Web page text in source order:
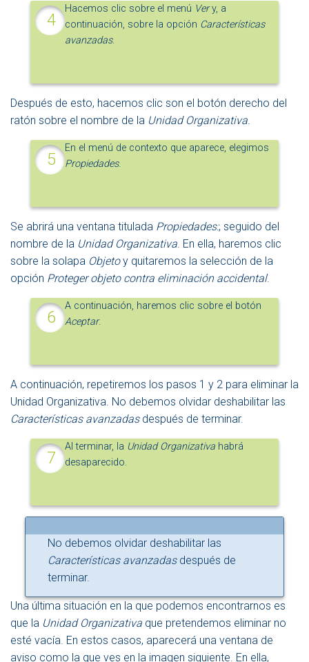
Hacemos clic sobre el menú Very, a
continuación, sobre la opción Características
avanzadas.
Después de esto, hacemos clic son el botón derecho del
ratón sobre el nombre de la Unidad Organizativa
En el menú de contexto que aparece, elegimos
Propiedades.
Se abrirá una ventana titulada Propiedades:, seguido del
nombre de la Unidad Organizativa . En ella, haremos clic
sobre la solapa Objetoy quitaremos la selección de la
opción Proteger objeto contra eliminación accidental.
A continuación, haremos clic sobre el botón
Aceptar.
A continuación, repetiremos los pasos 1 y 2 para eliminar la
Unidad Organizativa. No debemos olvidar deshabilitar las
Características avanzadasdespués de terminar.
Al terminar, la Unidad Organizativa habrá
desaparecido.
No debemos olvidar deshabilitar las
Características avanzadasdespués de
terminar.
Una última situación en la que podemos encontrarnos es
que la Unidad Organizativa que pretendemos eliminar no
esté vacía. En estos casos, aparecerá una ventana de
aviso como la que ves en la imagen siguiente. En ella,